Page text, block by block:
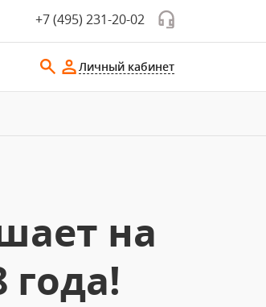
+7 (495) 231-20-02
Личный кабинет
на